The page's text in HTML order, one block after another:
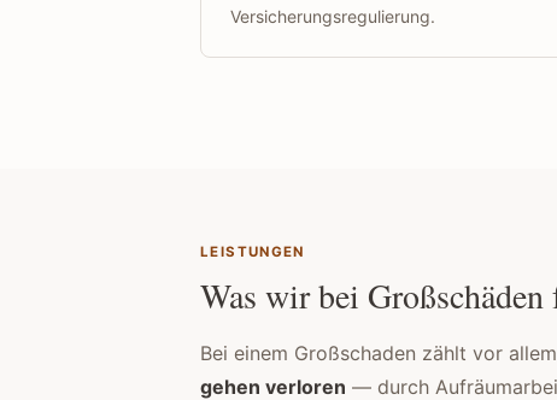
Versicherungsregulierung.
LEISTUNGEN
Was wir bei
Bei einem Großschaden zählt vor
gehen verloren — durch